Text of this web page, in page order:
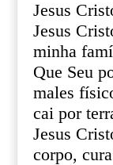
Jesus
Jesus
minha
Que Seu
males
cai por
Jesus
corpo,